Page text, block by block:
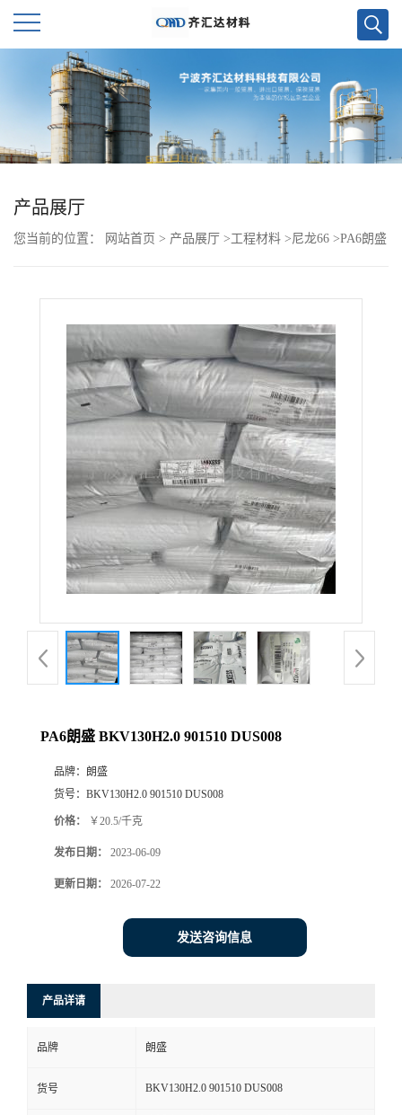
首
页
公
品
厅
系
产品展厅
您当前的位置： 网站首页 > 产品展厅 >工程材料 >尼龙66 >PA6朗盛
PA6朗盛 BKV130H2.0 901510 DUS008
品牌：
朗盛
货号： BKV130H2.0 901510 DUS008
价格： ￥20.5/千克
发布日期： 2023-06-09
更新日期： 2026-07-22
发送咨询信息
产品详请
品牌 朗盛
货号 BKV130H2.0 901510 DUS008